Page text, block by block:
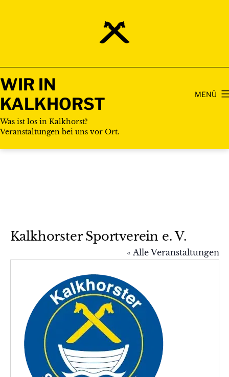
WIR IN
KALKHORST
Was ist los in Kalkhorst?
Veranstaltungen bei uns vor Ort.
MENÜ
Kalkhorster Sportverein e. V.
« Alle Veranstaltungen